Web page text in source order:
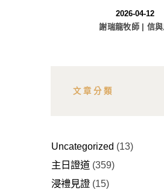
2026-04-12
謝瑞龍牧師 | 信與
文章分類
Uncategorized (13)
主日證道 (359)
浸禮見證 (15)